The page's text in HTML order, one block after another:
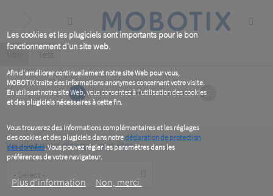
Les cookies et les plugiciels sont importants pour le bon
fonctionnement d'un site web.
Afin d'améliorer continuellement notre site Web pour vous,
MOBOTIX traite des informations anonymes concernant votre visite.
En utilisant notre site Web, vous consentez à l'utilisation des cookies
et des plugiciels nécessaires à cette fin.
Vous trouverez des informations complémentaires et les réglages
des cookies et des plugiciels dans notredéclaration de protection
des données. Vous pouvez régler les paramètres dans les
préférences de votre navigateur.
Plus d‘information Non, merci.
content
Primary
tabs
Voir (active
Test
1 2
Veuillez nous dire qui vous êtes
Type